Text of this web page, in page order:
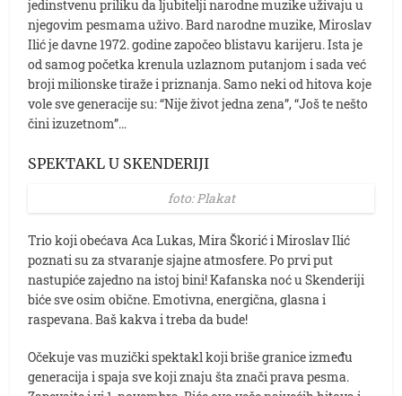
jedinstvenu priliku da ljubitelji narodne muzike uživaju u
njegovim pesmama uživo. Bard narodne muzike, Miroslav
Ilić je davne 1972. godine započeo blistavu karijeru. Ista je
od samog početka krenula uzlaznom putanjom i sada već
broji milionske tiraže i priznanja. Samo neki od hitova koje
vole sve generacije su: “Nije život jedna zena”, “Još te nešto
čini izuzetnom”…
SPEKTAKL U SKENDERIJI
foto: Plakat
Trio koji obećava Aca Lukas, Mira Škorić i Miroslav Ilić
poznati su za stvaranje sjajne atmosfere. Po prvi put
nastupiće zajedno na istoj bini! Kafanska noć u Skenderiji
biće sve osim obične. Emotivna, energična, glasna i
raspevana. Baš kakva i treba da bude!
Očekuje vas muzički spektakl koji briše granice između
generacija i spaja sve koji znaju šta znači prava pesma.